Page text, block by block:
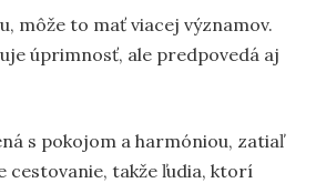
môže to mať viacej významov.
úprimnosť, ale predpovedá aj
s pokojom a harmóniou, zatiaľ
cestovanie, takže ľudia, ktorí